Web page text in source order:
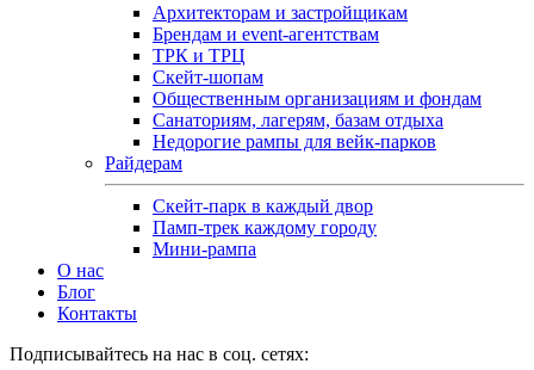
Архитекторам и застройщикам
Брендам и event-агентствам
ТРК и ТРЦ
Скейт-шопам
Общественным организациям и фондам
Санаториям, лагерям, базам отдыха
Недорогие рампы для вейк-парков
Райдерам
Скейт-парк в каждый двор
Памп-трек каждому городу
Мини-рампа
О нас
Блог
Контакты
Подписывайтесь на нас в соц. сетях: